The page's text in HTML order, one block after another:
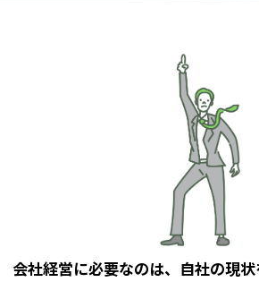
会社経営に必要なのは、自社の現